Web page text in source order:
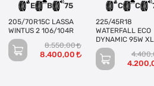
E B 75
205/70R15C LASSA
WINTUS 2 106/104R
8.550,00
8.400,00
C C
225/45R18
WATERFALL ECO
DYNAMIC 95W XL